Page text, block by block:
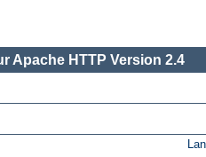
Apache HTTP Version 2.4